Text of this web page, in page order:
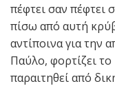
πέφτει σαν
πίσω από αυτή
αντίποινα για την
Παύλο, φορτίζει
παραιτηθεί από